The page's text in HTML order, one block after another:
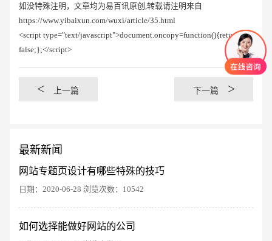
如没特殊注明，文章均为易百讯原创,转载请注明来自
https://www.yibaixun.com/wuxi/article/35.html
<script type="text/javascript">document.oncopy=function(){return
false;};</script>
< 上一篇 下一篇 >
最新新闻
网站专题页设计有哪些特殊的技巧
日期：2020-06-28 浏览次数：10542
如何选择能做好网站的公司
创意品牌型网站